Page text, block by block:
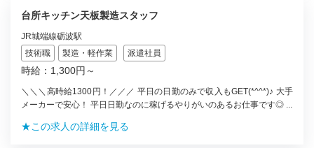
台所キッチン天板製造スタッフ
JR城端線砺波駅
技術職
製造・軽作業 派遣社員
時給：1,300円～
＼＼＼高時給1300円！／／／ 平日の日勤のみで収入もGET(*^^*)♪ 大手
メーカーで安心！ 平日日勤なのに稼げるやりがいのあるお仕事です◎ ...
★この求人の詳細を見る